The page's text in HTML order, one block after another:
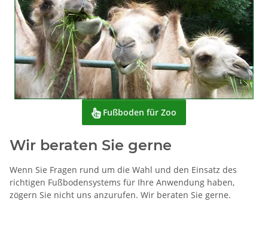
Fußboden für Zoo
Wir beraten Sie gerne
Wenn Sie Fragen rund um die Wahl und den Einsatz des
richtigen Fußbodensystems für Ihre Anwendung haben,
zögern Sie nicht uns anzurufen. Wir beraten Sie gerne.